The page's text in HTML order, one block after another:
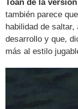
Toan de la
también parece
habilidad de saltar,
desarrollo y que,
más al estilo